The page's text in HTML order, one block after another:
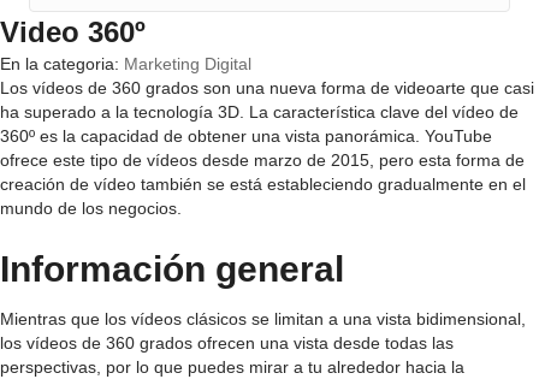
Video 360º
En la categoria: Marketing Digital
Los vídeos de 360 grados son una nueva forma de videoarte que casi
ha superado a la tecnología 3D. La característica clave del vídeo de
360º es la capacidad de obtener una vista panorámica. YouTube
ofrece este tipo de vídeos desde marzo de 2015, pero esta forma de
creación de vídeo también se está estableciendo gradualmente en el
mundo de los negocios.
Información general
Mientras que los vídeos clásicos se limitan a una vista bidimensional,
los vídeos de 360 grados ofrecen una vista desde todas las
perspectivas, por lo que puedes mirar a tu alrededor hacia la